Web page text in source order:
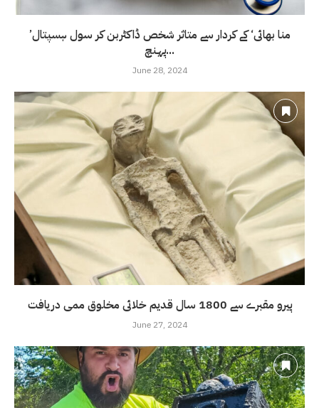
’منا بھائی‘ کے کردار سے متاثر شخص ڈاکٹربن کر سول ہسپتال
پہنچ...
June 28, 2024
پیرو مقبرے سے 1800 سال قدیم خلائی مخلوق ممی دریافت
June 27, 2024